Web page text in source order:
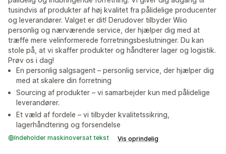
tusindvis af produkter af høj kvalitet fra pålidelige producenter
og leverandører. Valget er dit! Derudover tilbyder Wiio
personlig og nærværende service, der hjælper dig med at
træffe mere velinformerede forretningsbeslutninger. Du kan
stole på, at vi skaffer produkter og håndterer lager og logistik.
Prøv os i dag!
En personlig salgsagent – personlig service, der hjælper dig
med at skalere din forretning
Sourcing af produkter – vi samarbejder kun med pålidelige
leverandører.
Et væld af fordele – vi tilbyder kvalitetssikring,
lagerhåndtering og forsendelse
Indeholder maskinoversat tekst Vis oprindelig